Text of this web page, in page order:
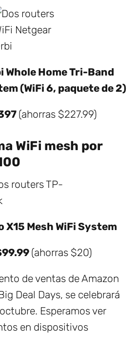
Whole Home Tri-Band
(WiFi 6, paquete de 2)
(ahorras $227.99)
WiFi mesh por
X15 Mesh WiFi System
(ahorras $20)
de ventas de Amazon
Deal Days, se celebrará
Esperamos ver
en dispositivos